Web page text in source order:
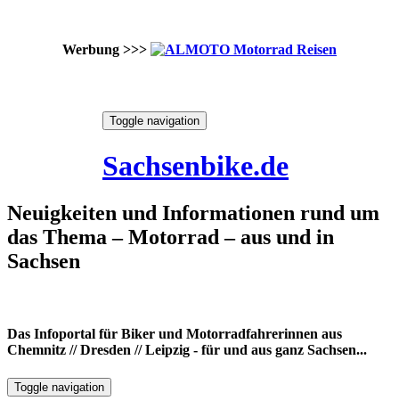
Werbung >>>
Toggle navigation
Sachsenbike.de
Neuigkeiten und Informationen rund um
das Thema – Motorrad – aus und in
Sachsen
Das Infoportal für Biker und Motorradfahrerinnen aus
Chemnitz // Dresden // Leipzig - für und aus ganz Sachsen...
Toggle navigation